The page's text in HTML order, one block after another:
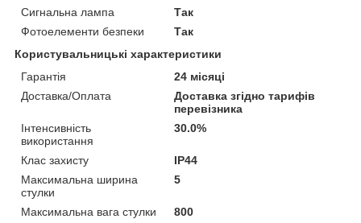
Сигнальна лампа
Так
Фотоелементи безпеки
Так
Користувальницькі характеристики
Гарантія
24 місяці
Доставка/Оплата
Доставка згідно тарифів
перевізника
Інтенсивність
використання
30.0%
Клас захисту
IP44
Максимальна ширина
стулки
5
Максимальна вага стулки
800